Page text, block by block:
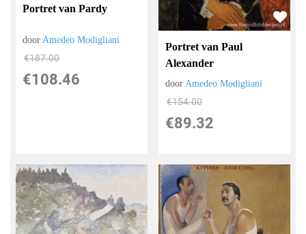
Portret van Pardy
doorAmedeo Modigliani
€187.00
€108.46
Portret van Paul
Alexander
doorAmedeo Modigliani
€154.00
€89.32